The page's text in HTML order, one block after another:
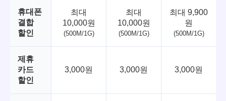
휴대폰
결합
할인
최대
10,000원
(500M/1G)
최대
10,000원
(500M/1G)
최대 9,900
원
(500M/1G)
제휴
카드
할인
3,000원 3,000원 3,000원